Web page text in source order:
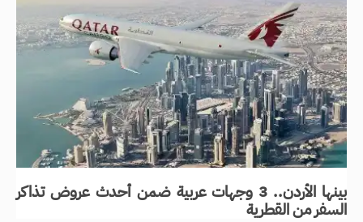
بينها الأردن.. 3 وجهات عربية ضمن أحدث عروض تذاكر
السفر من القطرية